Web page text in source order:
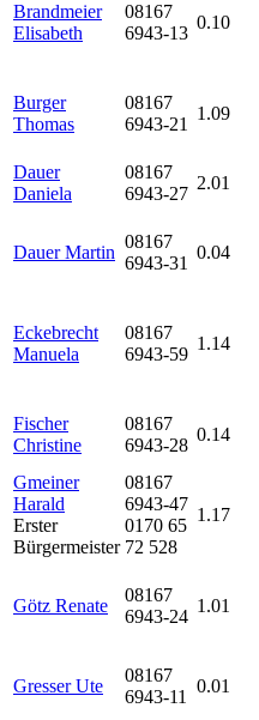
Brandmeier
Elisabeth
08167
6943-13
0.10
Burger
Thomas
08167
6943-21
1.09
Dauer
Daniela
08167
6943-27
2.01
Dauer Martin
08167
6943-31
0.04
Eckebrecht
Manuela
08167
6943-59
1.14
Fischer
Christine
08167
6943-28
0.14
Gmeiner
Harald
Erster
Bürgermeister
08167
6943-47
0170 65
72 528
1.17
Götz Renate
08167
6943-24
1.01
Gresser Ute
08167
6943-11
0.01